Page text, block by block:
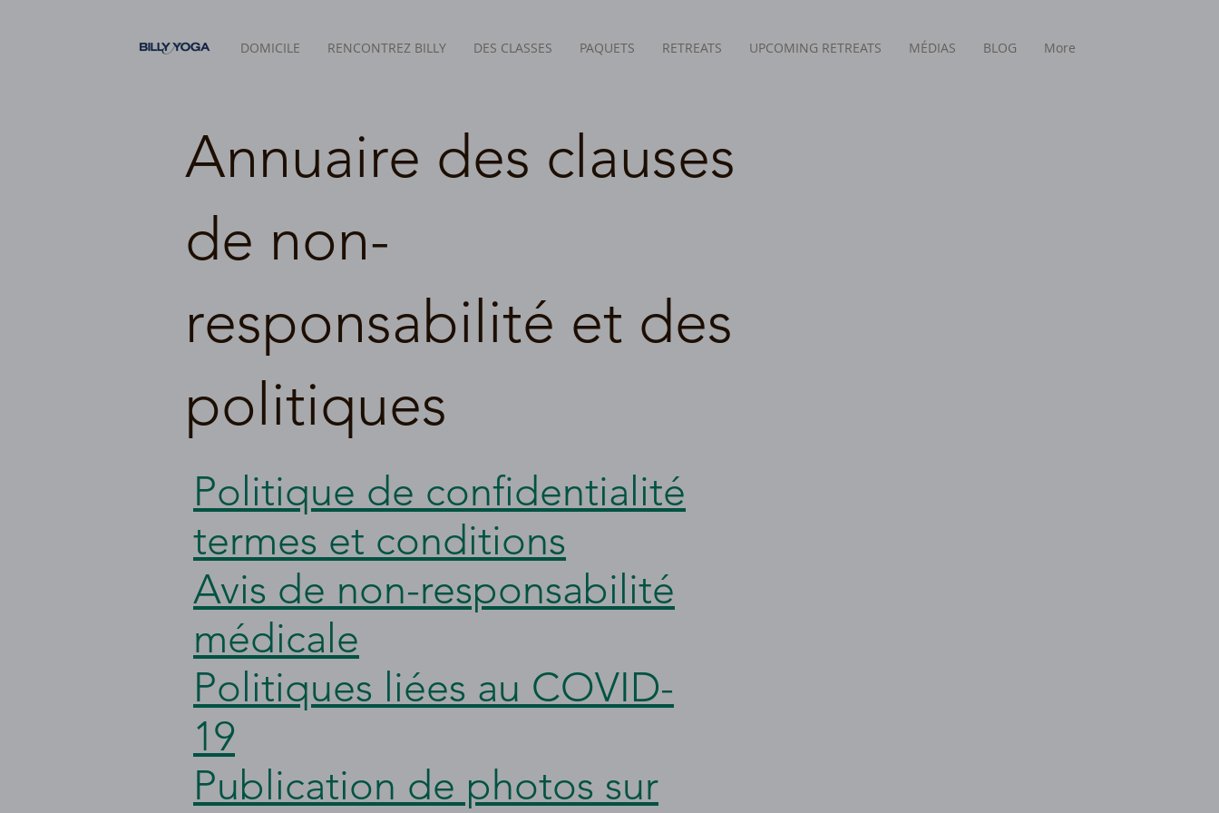
DOMICILE RENCONTREZ BILLY DES CLASSES PAQUETS RETREATS UPCOMING RETREATS MÉDIAS BLOG More
Annuaire des clauses
de non-
responsabilité et des
politiques
Politique de confidentialité
termes et conditions
Avis de non-responsabilité
médicale
Politiques liées au COVID-
19
Publication de photos sur